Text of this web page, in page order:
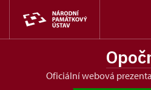
oficiální webová